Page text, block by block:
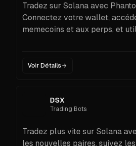
Tradez sur Solana avec
Connectez votre wallet,
memecoins et aux perps, et
Voir Détails
DSX
Trading Bots
Tradez plus vite sur Solana
les nouvelles paires, suivez